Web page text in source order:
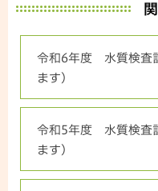
令和6年度 水質検査
ます）
令和5年度 水質検査
ます）